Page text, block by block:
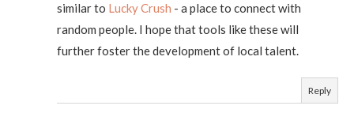
similar to Lucky Crush - a place to connect with
random people. I hope that tools like these will
further foster the development of local talent.
Reply